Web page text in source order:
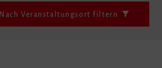
Nach Veranstaltungsort filtern